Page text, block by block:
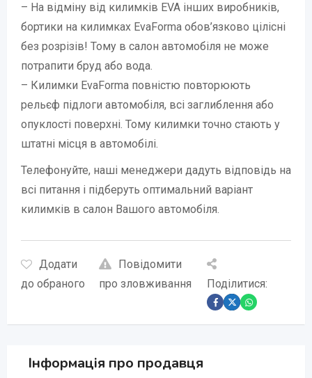
– На відміну від килимків EVA інших виробників,
бортики на килимках EvaForma обов’язково цілісні
без розрізів! Тому в салон автомобіля не може
потрапити бруд або вода.
– Килимки EvaForma повністю повторюють
рельєф підлоги автомобіля, всі заглиблення або
опуклості поверхні. Тому килимки точно стають у
штатні місця в автомобілі.
Телефонуйте, наші менеджери дадуть відповідь на
всі питання і підберуть оптимальний варіант
килимків в салон Вашого автомобіля.
Додати
до обраного
Повідомити
про зловживання
Поділитися:
Інформація про продавця